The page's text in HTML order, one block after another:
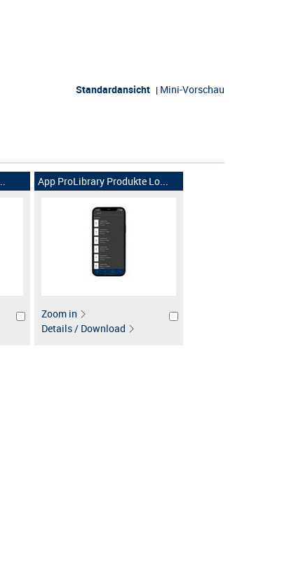
Standardansicht | Mini-Vorschau
App ProLibrary Produkte Lo...
Zoom in
Details / Download